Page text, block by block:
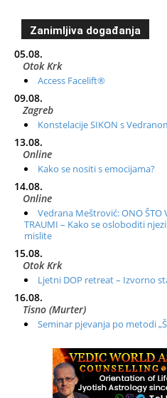
Zanimljiva događanja
05.08.
Otok Krk
Access Facelift®
09.08.
Zagreb
Konstelacije SIKON s
13.08.
Online
Kako se nositi s emocijama?
14.08.
Online
Vedrana Meštrović: ONO ŠTO
TRAUMI – Kako se osloboditi
mislite
15.08.
Otok Krk
Ljetni DOP retreat – Izvorno
16.08.
Tisno (Murter)
Seminar pjevanja po metodi
Radionica: Pomagači iz